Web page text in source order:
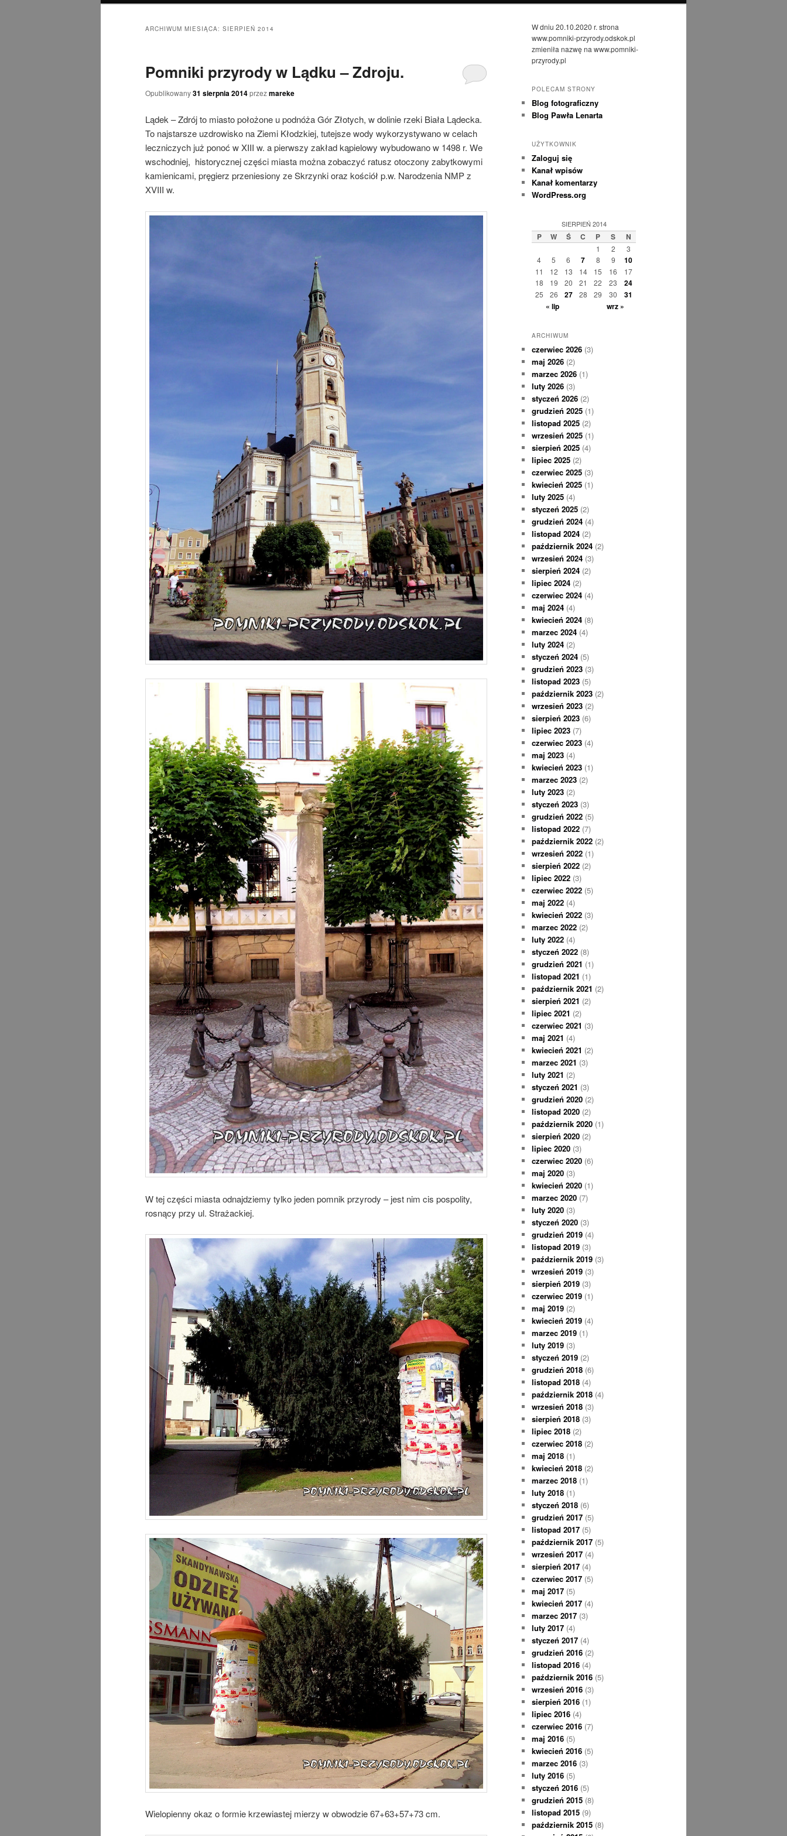
ARCHIWUM MIESIĄCA: SIERPIEŃ 2014
Pomniki przyrody w Lądku – Zdroju.
Opublikowany31 sierpnia 2014przezmareke
Lądek – Zdrój to miasto położone u podnóża Gór Złotych, w dolinie rzeki Biała Lądecka.
To najstarsze uzdrowisko na Ziemi Kłodzkiej, tutejsze wody wykorzystywano w celach
leczniczych już ponoć w XIII w. a pierwszy zakład kąpielowy wybudowano w 1498 r. We
wschodniej, historycznej części miasta można zobaczyć ratusz otoczony zabytkowymi
kamienicami, pręgierz przeniesiony ze Skrzynki oraz kościół p.w. Narodzenia NMP z
XVIII w.
W tej części miasta odnajdziemy tylko jeden pomnik przyrody – jest nim cis pospolity,
rosnący przy ul. Strażackiej.
Wielopienny okaz o formie krzewiastej mierzy w obwodzie 67+63+57+73 cm.
W dniu 20.10.2020 r. strona
www.pomniki-przyrody.odskok.pl
zmieniła nazwę na www.pomniki-
przyrody.pl
POLECAM STRONY
Blog fotograficzny
Blog Pawła Lenarta
UŻYTKOWNIK
Zaloguj się
Kanał wpisów
Kanał komentarzy
WordPress.org
SIERPIEŃ 2014
P W Ś C P S N
1 2
3
4
5 6 7 8 9 10
11 12 13 14 15 16
17
18
19 20 21 22 23 24
25 26 27 28 29 30
31
« lip
wrz »
ARCHIWUM
czerwiec 2026 (3)
maj 2026 (2)
marzec 2026 (1)
luty 2026 (3)
styczeń 2026 (2)
grudzień 2025 (1)
listopad 2025 (2)
wrzesień 2025 (1)
sierpień 2025 (4)
lipiec 2025 (2)
czerwiec 2025 (3)
kwiecień 2025 (1)
luty 2025 (4)
styczeń 2025 (2)
grudzień 2024 (4)
listopad 2024 (2)
październik 2024 (2)
wrzesień 2024 (3)
sierpień 2024 (2)
lipiec 2024 (2)
czerwiec 2024 (4)
maj 2024 (4)
kwiecień 2024 (8)
marzec 2024 (4)
luty 2024 (2)
styczeń 2024 (5)
grudzień 2023 (3)
listopad 2023 (5)
październik 2023 (2)
wrzesień 2023 (2)
sierpień 2023 (6)
lipiec 2023 (7)
czerwiec 2023 (4)
maj 2023 (4)
kwiecień 2023 (1)
marzec 2023 (2)
luty 2023 (2)
styczeń 2023 (3)
grudzień 2022 (5)
listopad 2022 (7)
październik 2022 (2)
wrzesień 2022 (1)
sierpień 2022 (2)
lipiec 2022 (3)
czerwiec 2022 (5)
maj 2022 (4)
kwiecień 2022 (3)
marzec 2022 (2)
luty 2022 (4)
styczeń 2022 (8)
grudzień 2021 (1)
listopad 2021 (1)
październik 2021 (2)
sierpień 2021 (2)
lipiec 2021 (2)
czerwiec 2021 (3)
maj 2021 (4)
kwiecień 2021 (2)
marzec 2021 (3)
luty 2021 (2)
styczeń 2021 (3)
grudzień 2020 (2)
listopad 2020 (2)
październik 2020 (1)
sierpień 2020 (2)
lipiec 2020 (3)
czerwiec 2020 (6)
maj 2020 (3)
kwiecień 2020 (1)
marzec 2020 (7)
luty 2020 (3)
styczeń 2020 (3)
grudzień 2019 (4)
listopad 2019 (3)
październik 2019 (3)
wrzesień 2019 (3)
sierpień 2019 (3)
czerwiec 2019 (1)
maj 2019 (2)
kwiecień 2019 (4)
marzec 2019 (1)
luty 2019 (3)
styczeń 2019 (2)
grudzień 2018 (6)
listopad 2018 (4)
październik 2018 (4)
wrzesień 2018 (3)
sierpień 2018 (3)
lipiec 2018 (2)
czerwiec 2018 (2)
maj 2018 (1)
kwiecień 2018 (2)
marzec 2018 (1)
luty 2018 (1)
styczeń 2018 (6)
grudzień 2017 (5)
listopad 2017 (5)
październik 2017 (5)
wrzesień 2017 (4)
sierpień 2017 (4)
czerwiec 2017 (5)
maj 2017 (5)
kwiecień 2017 (4)
marzec 2017 (3)
luty 2017 (4)
styczeń 2017 (4)
grudzień 2016 (2)
listopad 2016 (4)
październik 2016 (5)
wrzesień 2016 (3)
sierpień 2016 (1)
lipiec 2016 (4)
czerwiec 2016 (7)
maj 2016 (5)
kwiecień 2016 (5)
marzec 2016 (3)
luty 2016 (5)
styczeń 2016 (5)
grudzień 2015 (8)
listopad 2015 (9)
październik 2015 (8)